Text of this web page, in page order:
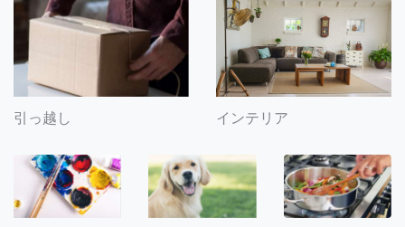
引っ越し インテリア